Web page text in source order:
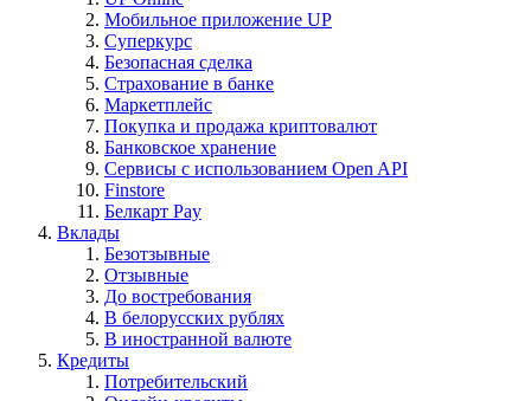
Мобильное приложение UP
Суперкурс
Безопасная сделка
Страхование в банке
Маркетплейс
Покупка и продажа криптовалют
Банковское хранение
Сервисы с использованием Open API
Finstore
Белкарт Pay
Вклады
Безотзывные
Отзывные
До востребования
В белорусских рублях
В иностранной валюте
Кредиты
Потребительский